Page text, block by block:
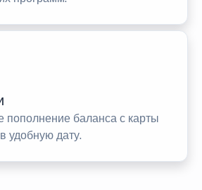
пополнение баланса с карты
удобную дату.